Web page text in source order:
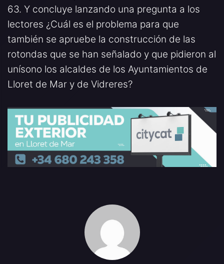
63. Y concluye lanzando una pregunta a los
lectores ¿Cuál es el problema para que
también se apruebe la construcción de las
rotondas que se han señalado y que pidieron al
unísono los alcaldes de los Ayuntamientos de
Lloret de Mar y de Vidreres?